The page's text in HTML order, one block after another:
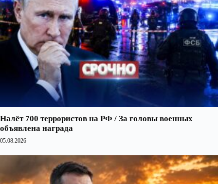
Налёт 700 террористов на РФ / За головы военных
объявлена награда
05.08.2026